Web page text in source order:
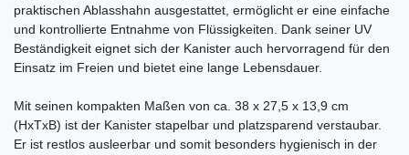
praktischen Ablasshahn ausgestattet, ermöglicht er eine einfache
und kontrollierte Entnahme von Flüssigkeiten. Dank seiner UV
Beständigkeit eignet sich der Kanister auch hervorragend für den
Einsatz im Freien und bietet eine lange Lebensdauer.
Mit seinen kompakten Maßen von ca. 38 x 27,5 x 13,9 cm
(HxTxB) ist der Kanister stapelbar und platzsparend verstaubar.
Er ist restlos ausleerbar und somit besonders hygienisch in der